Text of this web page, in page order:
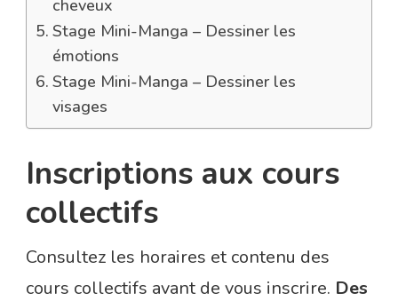
cheveux
Stage Mini-Manga – Dessiner les
émotions
Stage Mini-Manga – Dessiner les
visages
Inscriptions aux cours
collectifs
Consultez les horaires et contenu des
cours collectifs avant de vous inscrire. Des